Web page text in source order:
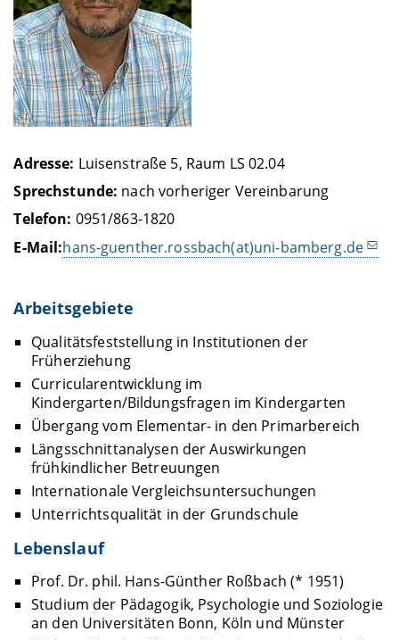
Adresse: Luisenstraße 5, Raum LS 02.04
Sprechstunde: nach vorheriger Vereinbarung
Telefon: 0951/863-1820
E-Mail:hans-guenther.rossbach(at)uni-bamberg.de
Arbeitsgebiete
Qualitätsfeststellung in Institutionen der
Früherziehung
Curricularentwicklung im
Kindergarten/Bildungsfragen im Kindergarten
Übergang vom Elementar- in den Primarbereich
Längsschnittanalysen der Auswirkungen
frühkindlicher Betreuungen
Internationale Vergleichsuntersuchungen
Unterrichtsqualität in der Grundschule
Lebenslauf
Prof. Dr. phil. Hans-Günther Roßbach (* 1951)
Studium der Pädagogik, Psychologie und Soziologie
an den Universitäten Bonn, Köln und Münster